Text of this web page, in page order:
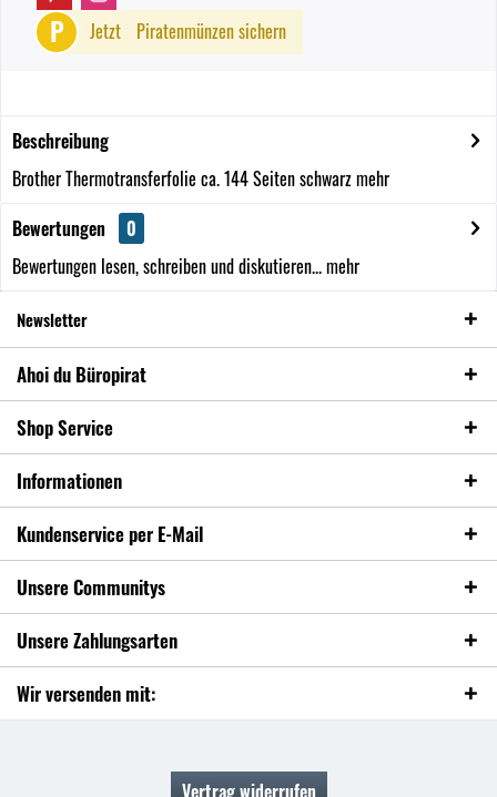
P Jetzt Piratenmünzen sichern
Beschreibung
Brother Thermotransferfolie ca. 144 Seiten schwarzmehr
Bewertungen
0
Bewertungen lesen, schreiben und diskutieren...mehr
Newsletter
Ahoi du Büropirat
Shop Service
Informationen
Kundenservice per E-Mail
Unsere Communitys
Unsere Zahlungsarten
Wir versenden mit: